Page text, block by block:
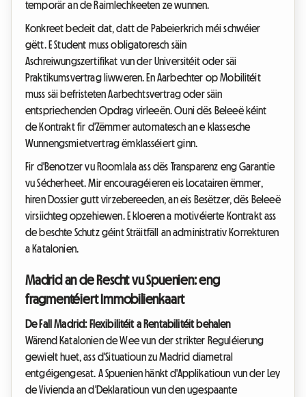
temporär an de Raimlechkeeten ze wunnen.
Konkreet bedeit dat, datt de Pabeierkrich méi schwéier
gëtt. E Student muss obligatoresch säin
Aschreiwungszertifikat vun der Universitéit oder säi
Praktikumsvertrag liwweren. En Aarbechter op Mobilitéit
muss säi befristeten Aarbechtsvertrag oder säin
entspriechenden Opdrag virleeën. Ouni dës Beleeë kéint
de Kontrakt fir d'Zëmmer automatesch an e klassesche
Wunnengsmietvertrag ëmklasséiert ginn.
Fir d'Benotzer vu Roomlala ass dës Transparenz eng Garantie
vu Sécherheet. Mir encouragéieren eis Locatairen ëmmer,
hiren Dossier gutt virzebereeden, an eis Besëtzer, dës Beleeë
virsiichteg opzehiewen. E kloeren a motivéierte Kontrakt ass
de beschte Schutz géint Sträitfäll an administrativ Korrekturen
a Katalonien.
Madrid an de Rescht vu Spuenien: eng
fragmentéiert Immobilienkaart
De Fall Madrid: Flexibilitéit a Rentabilitéit behalen
Wärend Katalonien de Wee vun der strikter Reguléierung
gewielt huet, ass d'Situatioun zu Madrid diametral
entgéigengesat. A Spuenien hänkt d'Applikatioun vun der Ley
de Vivienda an d'Deklaratioun vun den ugespaante